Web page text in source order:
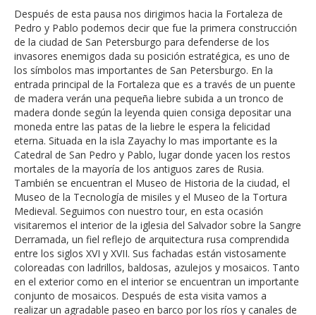
Después de esta pausa nos dirigimos hacia la Fortaleza de
Pedro y Pablo podemos decir que fue la primera construcción
de la ciudad de San Petersburgo para defenderse de los
invasores enemigos dada su posición estratégica, es uno de
los símbolos mas importantes de San Petersburgo. En la
entrada principal de la Fortaleza que es a través de un puente
de madera verán una pequeña liebre subida a un tronco de
madera donde según la leyenda quien consiga depositar una
moneda entre las patas de la liebre le espera la felicidad
eterna. Situada en la isla Zayachy lo mas importante es la
Catedral de San Pedro y Pablo, lugar donde yacen los restos
mortales de la mayoría de los antiguos zares de Rusia.
También se encuentran el Museo de Historia de la ciudad, el
Museo de la Tecnología de misiles y el Museo de la Tortura
Medieval. Seguimos con nuestro tour, en esta ocasión
visitaremos el interior de la iglesia del Salvador sobre la Sangre
Derramada, un fiel reflejo de arquitectura rusa comprendida
entre los siglos XVI y XVII. Sus fachadas están vistosamente
coloreadas con ladrillos, baldosas, azulejos y mosaicos. Tanto
en el exterior como en el interior se encuentran un importante
conjunto de mosaicos. Después de esta visita vamos a
realizar un agradable paseo en barco por los ríos y canales de